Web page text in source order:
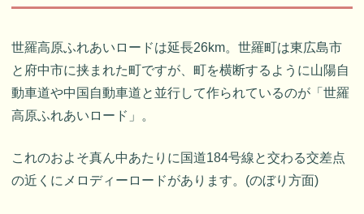
世羅高原ふれあいロードは延長26km。世羅町は東広島市
と府中市に挟まれた町ですが、町を横断するように山陽自
動車道や中国自動車道と並行して作られているのが「世羅
高原ふれあいロード」。
これのおよそ真ん中あたりに国道184号線と交わる交差点
の近くにメロディーロードがあります。(のぼり方面)